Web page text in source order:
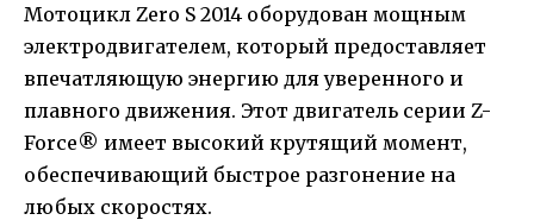
Мотоцикл Zero S 2014 оборудован мощным
электродвигателем, который предоставляет
впечатляющую энергию для уверенного и
плавного движения. Этот двигатель серии Z-
Force® имеет высокий крутящий момент,
обеспечивающий быстрое разгонение на
любых скоростях.